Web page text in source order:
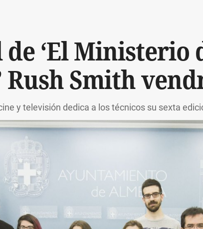
‘El Ministerio
Rush Smith
y televisión dedica a los técnicos su sexta